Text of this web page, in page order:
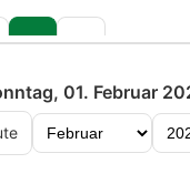
01. Februar